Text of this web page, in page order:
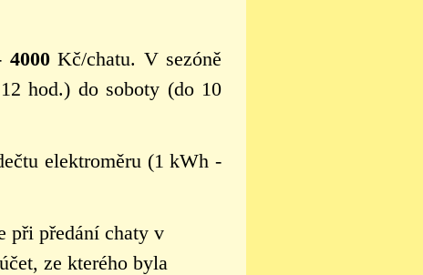
4000Kč/chatu. V sezóně
hod.) do soboty (do 10
elektroměru (1 kWh -
při předání chaty v
ze kterého byla